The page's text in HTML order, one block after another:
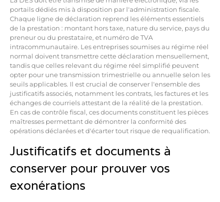
portails dédiés mis à disposition par l'administration fiscale.
Chaque ligne de déclaration reprend les éléments essentiels
de la prestation : montant hors taxe, nature du service, pays du
preneur ou du prestataire, et numéro de TVA
intracommunautaire. Les entreprises soumises au régime réel
normal doivent transmettre cette déclaration mensuellement,
tandis que celles relevant du régime réel simplifié peuvent
opter pour une transmission trimestrielle ou annuelle selon les
seuils applicables. Il est crucial de conserver l'ensemble des
justificatifs associés, notamment les contrats, les factures et les
échanges de courriels attestant de la réalité de la prestation.
En cas de contrôle fiscal, ces documents constituent les pièces
maîtresses permettant de démontrer la conformité des
opérations déclarées et d'écarter tout risque de requalification.
Justificatifs et documents à
conserver pour prouver vos
exonérations